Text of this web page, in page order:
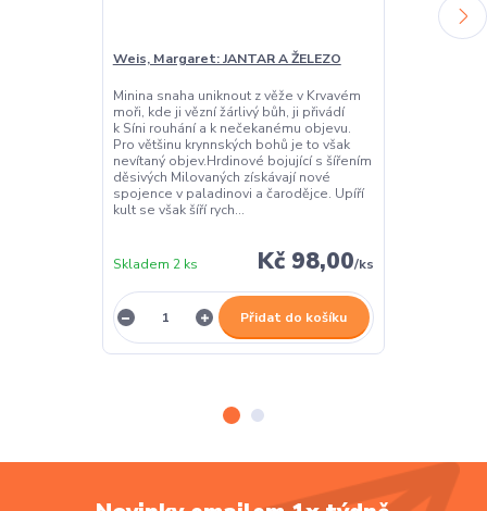
Weis, Margaret: JANTAR A ŽELEZO
Minina snaha uniknout z věže v Krvavém
moři, kde ji vězní žárlivý bůh, ji přivádí
k Síni rouhání a k nečekanému objevu.
Pro většinu krynnských bohů je to však
nevítaný objev.Hrdinové bojující s šířením
děsivých Milovaných získávají nové
spojence v paladinovi a čarodějce. Upíří
kult se však šíří rych...
Kč 98,00/ks
Skladem 2 ks
Přidat do košíku